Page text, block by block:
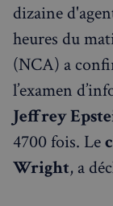
dizaine
heures du
(NCA) a
l’examen
Jeffrey
4700 fois. Le
Wright, a